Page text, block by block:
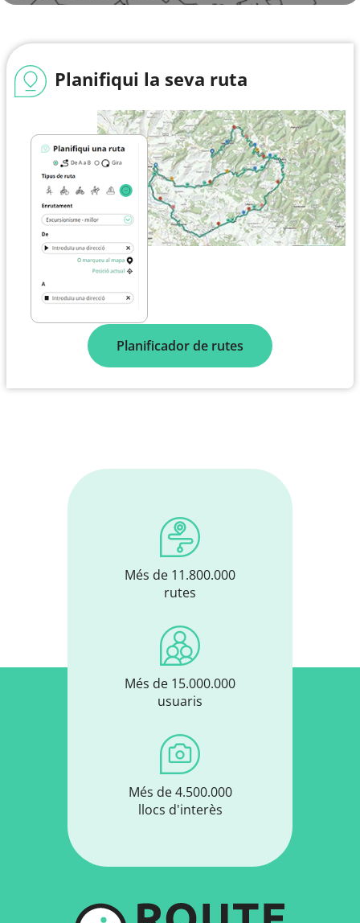
Planifiqui la seva ruta
Planificador de rutes
Més de 11.800.000
rutes
Més de 15.000.000
usuaris
Més de 4.500.000
llocs d'interès